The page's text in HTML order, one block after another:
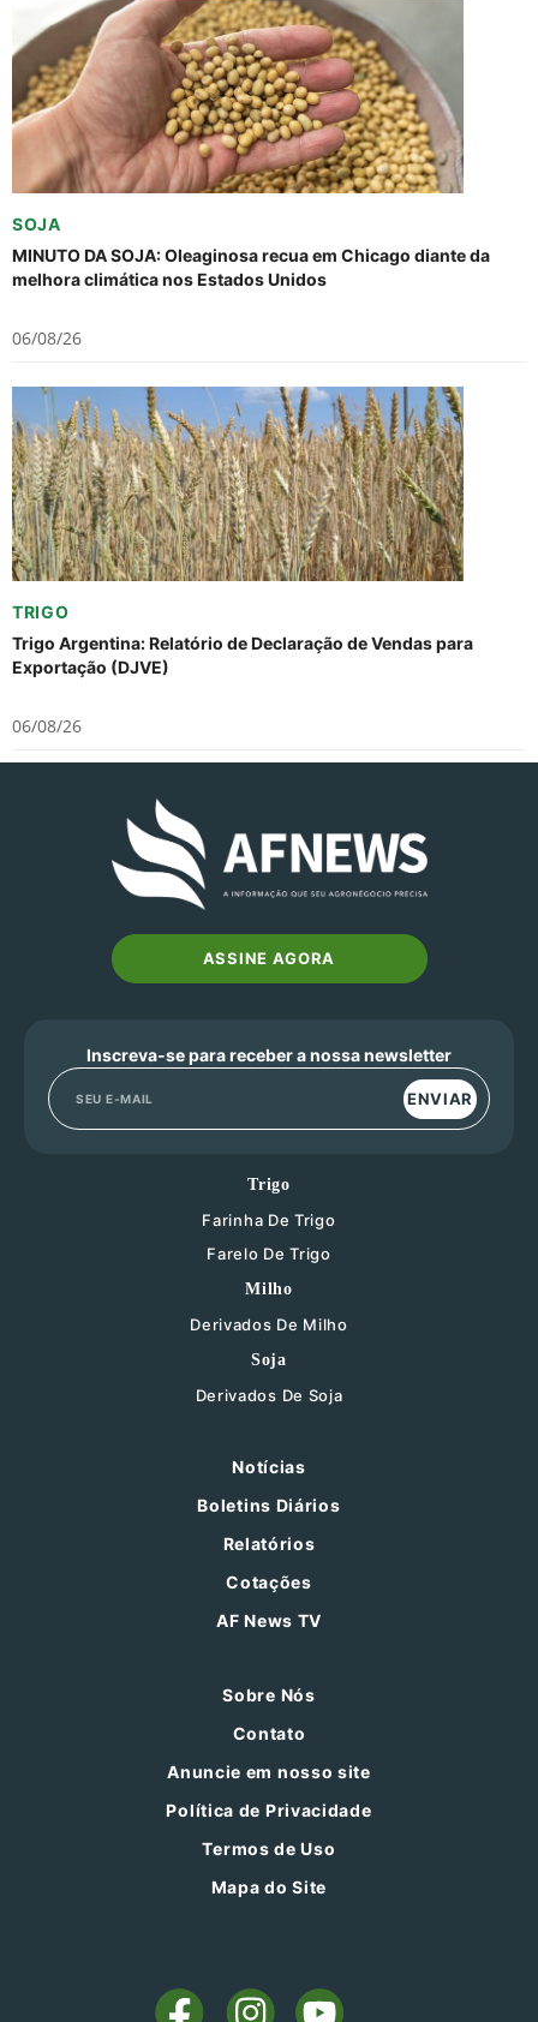
SOJA
MINUTO DA SOJA: Oleaginosa recua em Chicago diante da
melhora climática nos Estados Unidos
06/08/26
TRIGO
Trigo Argentina: Relatório de Declaração de Vendas para
Exportação (DJVE)
06/08/26
ASSINE AGORA
Inscreva-se para receber a nossa newsletter
ENVIAR
Trigo
Farinha De Trigo
Farelo De Trigo
Milho
Derivados De Milho
Soja
Derivados De Soja
Notícias
Boletins Diários
Relatórios
Cotações
AF News TV
Sobre Nós
Contato
Anuncie em nosso site
Política de Privacidade
Termos de Uso
Mapa do Site